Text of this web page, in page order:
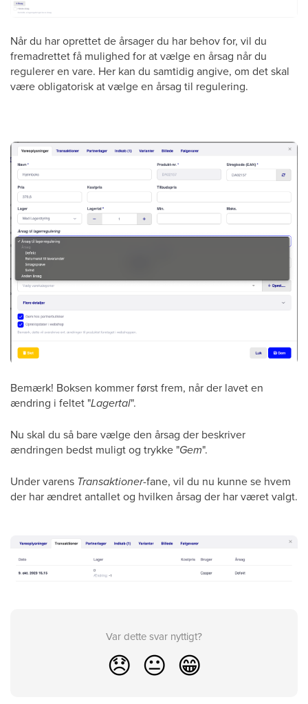
Når du har oprettet de årsager du har behov for, vil du
fremadrettet få mulighed for at vælge en årsag når du
regulerer en vare. Her kan du samtidig angive, om det skal
være obligatorisk at vælge en årsag til regulering.
Bemærk! Boksen kommer først frem, når der lavet en
ændring i feltet "Lagertal".
Nu skal du så bare vælge den årsag der beskriver
ændringen bedst muligt og trykke "Gem".
Under varens Transaktioner-fane, vil du nu kunne se hvem
der har ændret antallet og hvilken årsag der har været valgt.
Var dette svar nyttigt?
😞 😐 😁